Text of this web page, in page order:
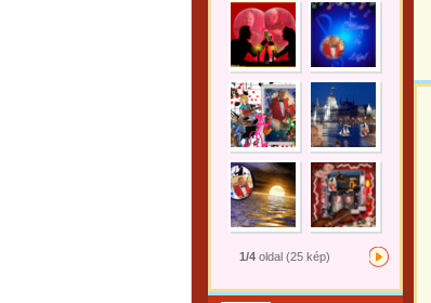
1/4 oldal (25 kép)